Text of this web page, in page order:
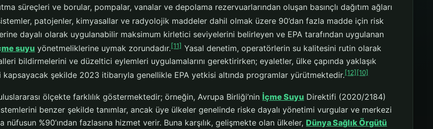
süreçleri ve borular, pompalar, vanalar ve depolama rezervuarlarından oluşan basınçlı dağıtım ağları
patojenler, kimyasallar ve radyolojik maddeler dahil olmak üzere 90’dan fazla madde için risk
dayalı olarak uygulanabilir maksimum kirletici seviyelerini belirleyen ve EPA tarafından uygulanan
suyu yönetmeliklerine uymak zorundadır.[11] Yasal denetim, operatörlerin su kalitesini rutin olarak
bildirmelerini ve düzeltici eylemleri uygulamalarını gerektirirken; eyaletler, ülke çapında yaklaşık
kapsayacak şekilde 2023 itibarıyla genellikle EPA yetkisi altında programlar yürütmektedir.[12] [10]
ölçekte farklılık göstermektedir; örneğin, Avrupa Birliği’nin İçme Suyu Direktifi (2020/2184)
benzer şekilde tanımlar, ancak üye ülkeler genelinde riske dayalı yönetimi vurgular ve merkezi
nüfusun %90’ından fazlasına hizmet verir. Buna karşılık, gelişmekte olan ülkeler, Dünya Sağlık Örgütü